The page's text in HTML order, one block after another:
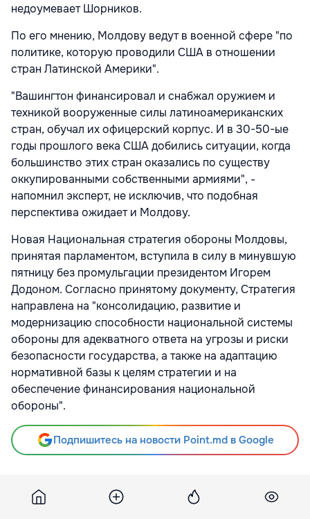
недоумевает Шорников.
По его мнению, Молдову ведут в военной сфере "по
политике, которую проводили США в отношении
стран Латинской Америки".
"Вашингтон финансировал и снабжал оружием и
техникой вооруженные силы латиноамериканских
стран, обучал их офицерский корпус. И в 30-50-ые
годы прошлого века США добились ситуации, когда
большинство этих стран оказались по существу
оккупированными собственными армиями", -
напомнил эксперт, не исключив, что подобная
перспектива ожидает и Молдову.
Новая Национальная стратегия обороны Молдовы,
принятая парламентом, вступила в силу в минувшую
пятницу без промульгации президентом Игорем
Додоном. Согласно принятому документу, Стратегия
направлена на "консолидацию, развитие и
модернизацию способности национальной системы
обороны для адекватного ответа на угрозы и риски
безопасности государства, а также на адаптацию
нормативной базы к целям стратегии и на
обеспечение финансирования национальной
обороны".
Подпишитесь на новости Point.md в Google